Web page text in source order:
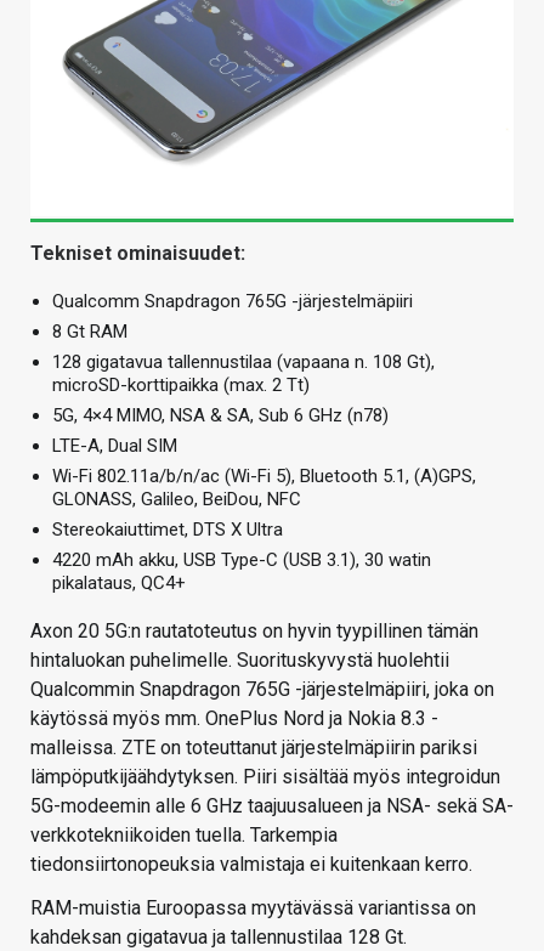
Tekniset ominaisuudet:
Qualcomm Snapdragon 765G -järjestelmäpiiri
8 Gt RAM
128 gigatavua tallennustilaa (vapaana n. 108 Gt),
microSD-korttipaikka (max. 2 Tt)
5G, 4×4 MIMO, NSA & SA, Sub 6 GHz (n78)
LTE-A, Dual SIM
Wi-Fi 802.11a/b/n/ac (Wi-Fi 5), Bluetooth 5.1, (A)GPS,
GLONASS, Galileo, BeiDou, NFC
Stereokaiuttimet, DTS X Ultra
4220 mAh akku, USB Type-C (USB 3.1), 30 watin
pikalataus, QC4+
Axon 20 5G:n rautatoteutus on hyvin tyypillinen tämän
hintaluokan puhelimelle. Suorituskyvystä huolehtii
Qualcommin Snapdragon 765G -järjestelmäpiiri, joka on
käytössä myös mm. OnePlus Nord ja Nokia 8.3 -
malleissa. ZTE on toteuttanut järjestelmäpiirin pariksi
lämpöputkijäähdytyksen. Piiri sisältää myös integroidun
5G-modeemin alle 6 GHz taajuusalueen ja NSA- sekä SA-
verkkotekniikoiden tuella. Tarkempia
tiedonsiirtonopeuksia valmistaja ei kuitenkaan kerro.
RAM-muistia Euroopassa myytävässä variantissa on
kahdeksan gigatavua ja tallennustilaa 128 Gt.